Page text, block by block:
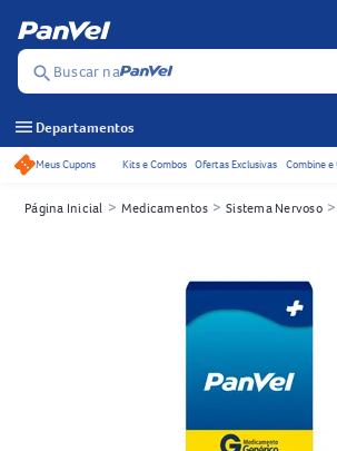
search Buscar na
menu Departamentos
Acessos
Meus Cupons Kits e Combos Ofertas Exclusivas Combine e
Página Inicial > Medicamentos > Sistema Nervoso >